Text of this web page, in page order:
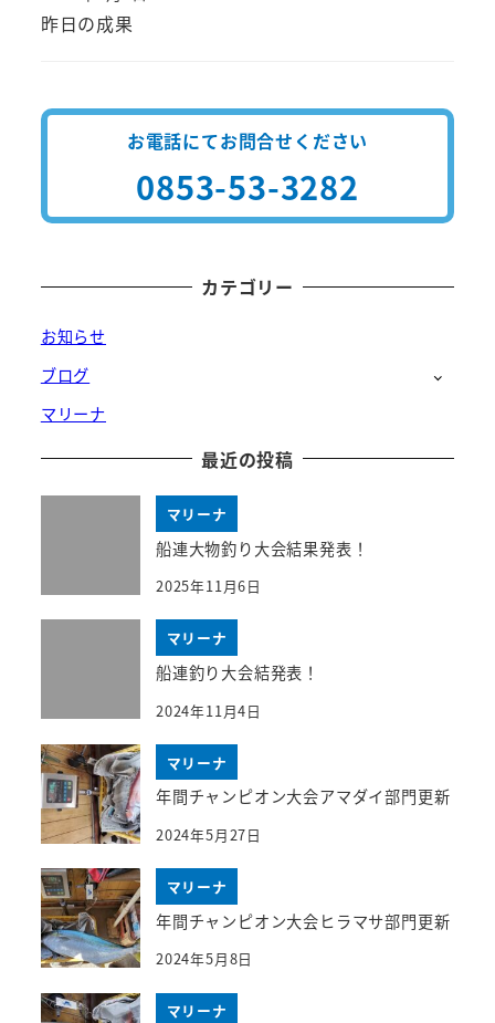
昨日の成果
投稿日
お電話にてお問合せください
0853-53-3282
カテゴリー
お知らせ
ブログ
マリーナ
最近の投稿
マリーナ
船連大物釣り大会結果発表！
2025年11月6日
マリーナ
船連釣り大会結発表！
2024年11月4日
マリーナ
年間チャンピオン大会アマダイ部門更新
2024年5月27日
マリーナ
年間チャンピオン大会ヒラマサ部門更新
2024年5月8日
マリーナ